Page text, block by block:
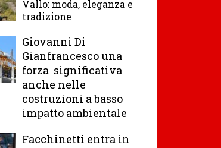
Vallo: moda, eleganza e
tradizione
Giovanni Di
Gianfrancesco una
forza significativa
anche nelle
costruzioni a basso
impatto ambientale
Facchinetti entra in